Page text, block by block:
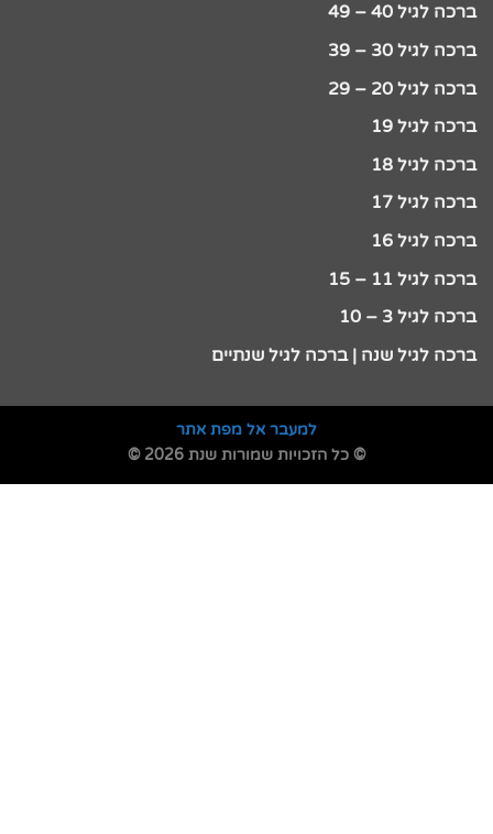
ברכה לגיל 40 – 49
ברכה לגיל 30 – 39
ברכה לגיל 20 – 29
ברכה לגיל 19
ברכה לגיל 18
ברכה לגיל 17
ברכה לגיל 16
ברכה לגיל 11 – 15
ברכה לגיל 3 – 10
ברכה לגיל שנה | ברכה לגיל שנתיים
למעבר אל מפת אתר
© כל הזכויות שמורות שנת 2026 ©